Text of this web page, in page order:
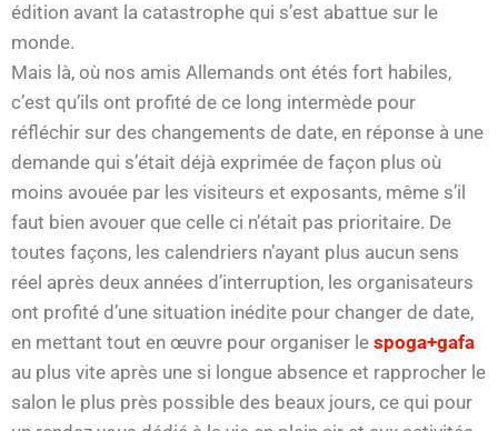
édition avant la catastrophe qui s’est abattue sur le
monde.
Mais là, où nos amis Allemands ont étés fort habiles,
c’est qu’ils ont profité de ce long intermède pour
réfléchir sur des changements de date, en réponse à une
demande qui s’était déjà exprimée de façon plus où
moins avouée par les visiteurs et exposants, même s’il
faut bien avouer que celle ci n’était pas prioritaire. De
toutes façons, les calendriers n’ayant plus aucun sens
réel après deux années d’interruption, les organisateurs
ont profité d’une situation inédite pour changer de date,
en mettant tout en œuvre pour organiser le spoga+gafa
au plus vite après une si longue absence et rapprocher le
salon le plus près possible des beaux jours, ce qui pour